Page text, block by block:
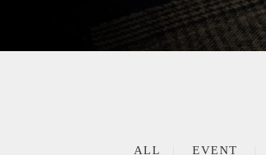
ALL EVENT